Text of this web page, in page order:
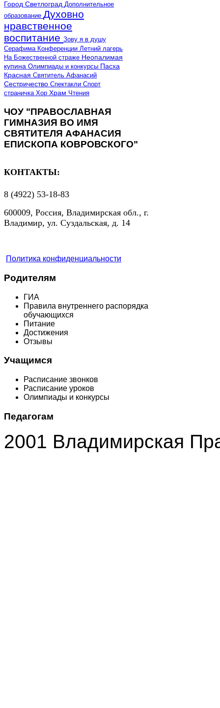
Город Светлоград Дополнительное
образование Духовно
нравственное
воспитание Зову я в душу
Серафима Конференции Летний лагерь
На Божественной страже Неопалимая
купина Олимпиады и конкурсы Пасха
Красная Святитель Афанасий
Сестричество Спектакли Спорт
страничка Хор Храм Чтения
ЧОУ "ПРАВОСЛАВНАЯ
ГИМНАЗИЯ ВО ИМЯ
СВЯТИТЕЛЯ АФАНАСИЯ
ЕПИСКОПА КОВРОВСКОГО"
КОНТАКТЫ:
8 (4922) 53-18-83
600009, Россия, Владимирская обл., г.
Владимир, ул. Суздальская, д. 14
Политика конфиденциальности
Родителям
ГИА
Правила внутреннего распорядка
обучающихся
Питание
Достижения
Отзывы
Учащимся
Расписание звонков
Расписание уроков
Олимпиады и конкурсы
Педагогам
2001 Владимирская